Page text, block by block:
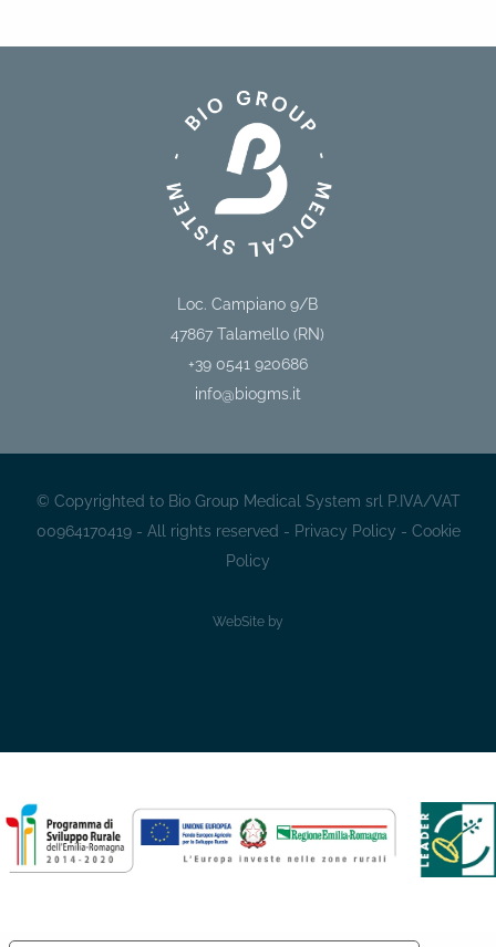
Loc. Campiano 9/B
47867 Talamello (RN)
+39 0541 920686
info@biogms.it
© Copyrighted to Bio Group Medical System srl P.IVA/VAT
00964170419 - All rights reserved - Privacy Policy - Cookie
Policy
WebSite by
IDLAB.LogicaCreativa